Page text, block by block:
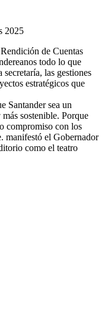
2025
de Cuentas
todo lo que
las gestiones
estratégicos que
Santander sea un
sostenible. Porque
compromiso con los
manifestó el Gobernador
como el teatro